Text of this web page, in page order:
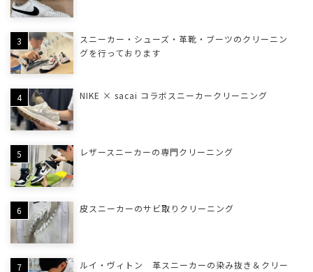
スニーカー・シューズ・革靴・ブーツのクリーニン
グを行っております
NIKE × sacai コラボスニーカークリーニング
レザースニーカーの専門クリーニング
皮スニーカーのサビ取りクリーニング
ルイ・ヴィトン 革スニーカーの染み抜き＆クリー